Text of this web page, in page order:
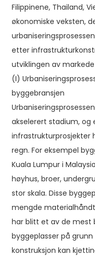
Filippinene, Thailand,
økonomiske veksten,
etter
utviklingen av
(I)
byggebransjen
akselerert stadium, og
infrastrukturprosjekter
regn. For eksempel
Kuala Lumpur i
høyhus, broer,
stor skala. Disse
mengde
har blitt et av de mest
byggeplasser på
konstruksjon kan